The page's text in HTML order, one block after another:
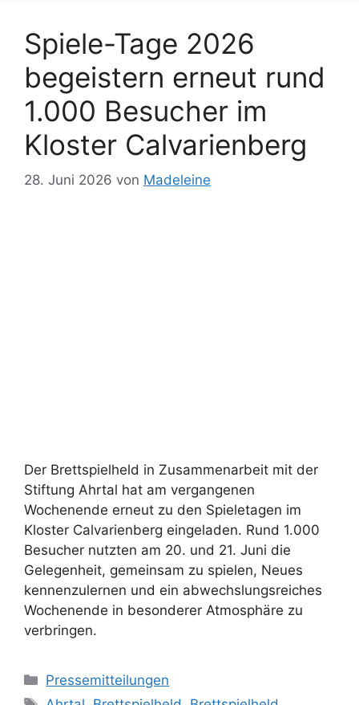
Spiele-Tage 2026
begeistern erneut rund
1.000 Besucher im
Kloster Calvarienberg
28. Juni 2026 von Madeleine
Der Brettspielheld in Zusammenarbeit mit der
Stiftung Ahrtal hat am vergangenen
Wochenende erneut zu den Spieletagen im
Kloster Calvarienberg eingeladen. Rund 1.000
Besucher nutzten am 20. und 21. Juni die
Gelegenheit, gemeinsam zu spielen, Neues
kennenzulernen und ein abwechslungsreiches
Wochenende in besonderer Atmosphäre zu
verbringen.
Pressemitteilungen